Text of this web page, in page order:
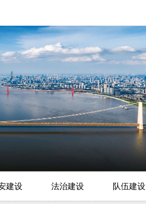
建设 法治建设 队伍建设